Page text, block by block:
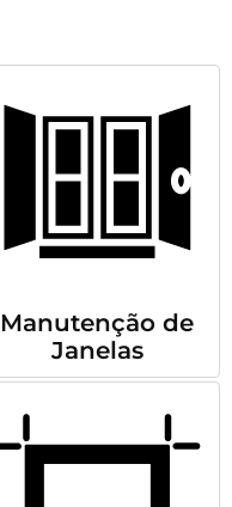
Manutenção de
Janelas